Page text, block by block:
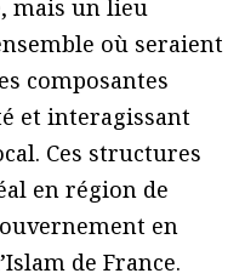
mais un lieu
où seraient
composantes
et interagissant
Ces structures
en région de
en
de France.